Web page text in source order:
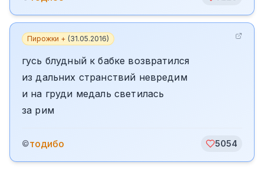
Пирожки + (31.05.2016)
гусь блудный к бабке возвратился
из дальних странствий невредим
и на груди медаль светилась
за рим
©тодибо 5054